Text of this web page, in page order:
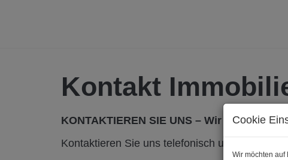
Kontakt
KONTAKTIEREN SIE UNS – Wir sind gerne
Kontaktieren Sie uns telefonisch unter
Cookie
Wir möchten auf